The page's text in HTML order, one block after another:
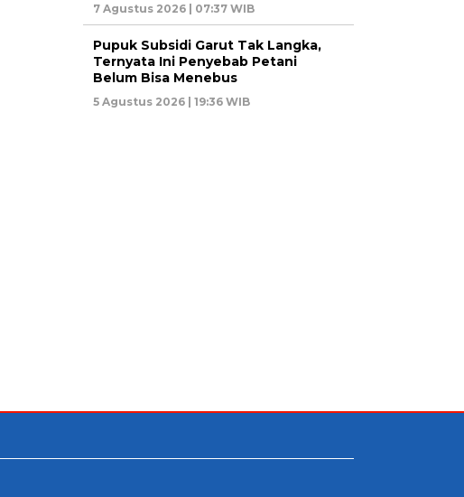
7 Agustus 2026 | 07:37 WIB
Pupuk Subsidi Garut Tak Langka,
Ternyata Ini Penyebab Petani
Belum Bisa Menebus
5 Agustus 2026 | 19:36 WIB